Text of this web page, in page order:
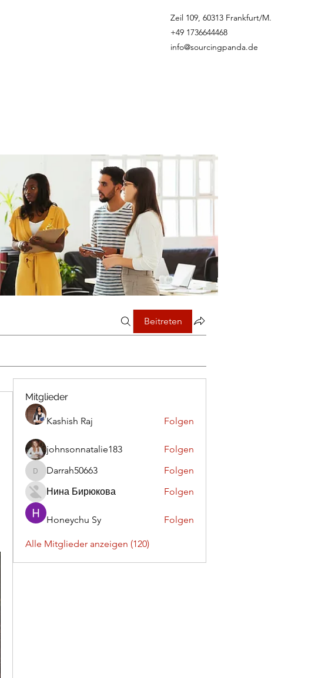
Zeil 109, 60313 Frankfurt/M.
+49 1736644468
info@sourcingpanda.de
Beitreten
Mitglieder
Kashish Raj Folgen
johnsonnatalie183 Folgen
Darrah50663
Darrah50663
Folgen
Нина Бирюкова
Folgen
Honeychu Sy Folgen
Alle Mitglieder anzeigen (120)